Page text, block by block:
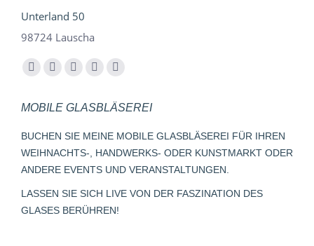
Unterland 50
98724 Lauscha
Finden Sie uns auf:
Facebook
opens
in
new
window
YouTube
opens
in
new
window
Instagram
opens
in
new
window
E-
page
opens
in
new
Whatsapp
opens
in
new
window
MOBILE GLASBLÄSEREI
BUCHEN SIE MEINE MOBILE GLASBLÄSEREI FÜR IHREN
WEIHNACHTS-, HANDWERKS- ODER KUNSTMARKT ODER
ANDERE EVENTS UND VERANSTALTUNGEN.
LASSEN SIE SICH LIVE VON DER FASZINATION DES
GLASES BERÜHREN!